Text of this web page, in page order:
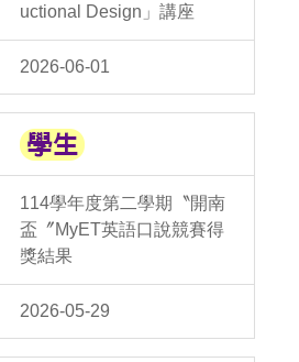
uctional Design」講座
2026-06-01
114學年度第二學期〝開南
盃〞MyET英語口說競賽得
獎結果
2026-05-29